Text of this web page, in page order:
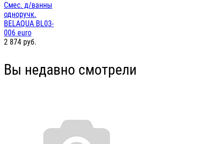
Смес. д/ванны
одноручк.
BELAQUA BL03-
006 euro
2 874 руб.
Вы недавно смотрели